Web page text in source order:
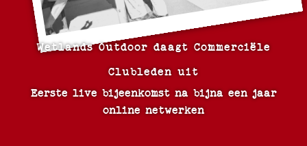
Wetlands Outdoor daagt Commerciële
Clubleden uit
Eerste live bijeenkomst na bijna een jaar
online netwerken